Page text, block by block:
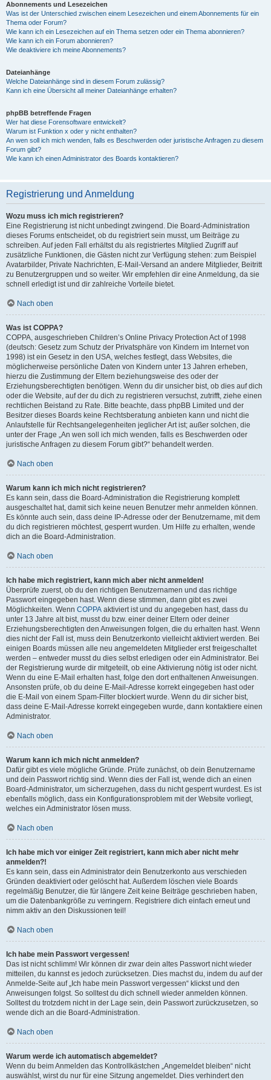
Abonnements und Lesezeichen
Was ist der Unterschied zwischen einem Lesezeichen und einem Abonnements für ein
Thema oder Forum?
Wie kann ich ein Lesezeichen auf ein Thema setzen oder ein Thema abonnieren?
Wie kann ich ein Forum abonnieren?
Wie deaktiviere ich meine Abonnements?
Dateianhänge
Welche Dateianhänge sind in diesem Forum zulässig?
Kann ich eine Übersicht all meiner Dateianhänge erhalten?
phpBB betreffende Fragen
Wer hat diese Forensoftware entwickelt?
Warum ist Funktion x oder y nicht enthalten?
An wen soll ich mich wenden, falls es Beschwerden oder juristische Anfragen zu diesem
Forum gibt?
Wie kann ich einen Administrator des Boards kontaktieren?
Registrierung und Anmeldung
Wozu muss ich mich registrieren?
Eine Registrierung ist nicht unbedingt zwingend. Die Board-Administration
dieses Forums entscheidet, ob du registriert sein musst, um Beiträge zu
schreiben. Auf jeden Fall erhältst du als registriertes Mitglied Zugriff auf
zusätzliche Funktionen, die Gästen nicht zur Verfügung stehen: zum Beispiel
Avatarbilder, Private Nachrichten, E-Mail-Versand an andere Mitglieder, Beitritt
zu Benutzergruppen und so weiter. Wir empfehlen dir eine Anmeldung, da sie
schnell erledigt ist und dir zahlreiche Vorteile bietet.
Nach oben
Was ist COPPA?
COPPA, ausgeschrieben Children’s Online Privacy Protection Act of 1998
(deutsch: Gesetz zum Schutz der Privatsphäre von Kindern im Internet von
1998) ist ein Gesetz in den USA, welches festlegt, dass Websites, die
möglicherweise persönliche Daten von Kindern unter 13 Jahren erheben,
hierzu die Zustimmung der Eltern beziehungsweise des oder der
Erziehungsberechtigten benötigen. Wenn du dir unsicher bist, ob dies auf dich
oder die Website, auf der du dich zu registrieren versuchst, zutrifft, ziehe einen
rechtlichen Beistand zu Rate. Bitte beachte, dass phpBB Limited und der
Besitzer dieses Boards keine Rechtsberatung anbieten kann und nicht die
Anlaufstelle für Rechtsangelegenheiten jeglicher Art ist; außer solchen, die
unter der Frage „An wen soll ich mich wenden, falls es Beschwerden oder
juristische Anfragen zu diesem Forum gibt?“ behandelt werden.
Nach oben
Warum kann ich mich nicht registrieren?
Es kann sein, dass die Board-Administration die Registrierung komplett
ausgeschaltet hat, damit sich keine neuen Benutzer mehr anmelden können.
Es könnte auch sein, dass deine IP-Adresse oder der Benutzername, mit dem
du dich registrieren möchtest, gesperrt wurden. Um Hilfe zu erhalten, wende
dich an die Board-Administration.
Nach oben
Ich habe mich registriert, kann mich aber nicht anmelden!
Überprüfe zuerst, ob du den richtigen Benutzernamen und das richtige
Passwort eingegeben hast. Wenn diese stimmen, dann gibt es zwei
Möglichkeiten. Wenn COPPA aktiviert ist und du angegeben hast, dass du
unter 13 Jahre alt bist, musst du bzw. einer deiner Eltern oder deiner
Erziehungsberechtigten den Anweisungen folgen, die du erhalten hast. Wenn
dies nicht der Fall ist, muss dein Benutzerkonto vielleicht aktiviert werden. Bei
einigen Boards müssen alle neu angemeldeten Mitglieder erst freigeschaltet
werden – entweder musst du dies selbst erledigen oder ein Administrator. Bei
der Registrierung wurde dir mitgeteilt, ob eine Aktivierung nötig ist oder nicht.
Wenn du eine E-Mail erhalten hast, folge den dort enthaltenen Anweisungen.
Ansonsten prüfe, ob du deine E-Mail-Adresse korrekt eingegeben hast oder
die E-Mail von einem Spam-Filter blockiert wurde. Wenn du dir sicher bist,
dass deine E-Mail-Adresse korrekt eingegeben wurde, dann kontaktiere einen
Administrator.
Nach oben
Warum kann ich mich nicht anmelden?
Dafür gibt es viele mögliche Gründe. Prüfe zunächst, ob dein Benutzername
und dein Passwort richtig sind. Wenn dies der Fall ist, wende dich an einen
Board-Administrator, um sicherzugehen, dass du nicht gesperrt wurdest. Es ist
ebenfalls möglich, dass ein Konfigurationsproblem mit der Website vorliegt,
welches ein Administrator lösen muss.
Nach oben
Ich habe mich vor einiger Zeit registriert, kann mich aber nicht mehr
anmelden?!
Es kann sein, dass ein Administrator dein Benutzerkonto aus verschieden
Gründen deaktiviert oder gelöscht hat. Außerdem löschen viele Boards
regelmäßig Benutzer, die für längere Zeit keine Beiträge geschrieben haben,
um die Datenbankgröße zu verringern. Registriere dich einfach erneut und
nimm aktiv an den Diskussionen teil!
Nach oben
Ich habe mein Passwort vergessen!
Das ist nicht schlimm! Wir können dir zwar dein altes Passwort nicht wieder
mitteilen, du kannst es jedoch zurücksetzen. Dies machst du, indem du auf der
Anmelde-Seite auf „Ich habe mein Passwort vergessen“ klickst und den
Anweisungen folgst. So solltest du dich schnell wieder anmelden können.
Solltest du trotzdem nicht in der Lage sein, dein Passwort zurückzusetzen, so
wende dich an die Board-Administration.
Nach oben
Warum werde ich automatisch abgemeldet?
Wenn du beim Anmelden das Kontrollkästchen „Angemeldet bleiben“ nicht
auswählst, wirst du nur für eine Sitzung angemeldet. Dies verhindert den